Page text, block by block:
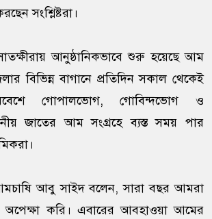
সংশ্লিষ্টরা।
আনুষ্ঠানিকভাবে শুরু হয়েছে আম
বিভিন্ন বাগানে প্রতিদিন সকাল থেকেই
গোপালভোগ, গোবিন্দভোগ ও
জাতের আম সংগ্রহে ব্যস্ত সময় পার
আবু সাইদ বলেন, সারা বছর আমরা
করি। এবারের আবহাওয়া আমের